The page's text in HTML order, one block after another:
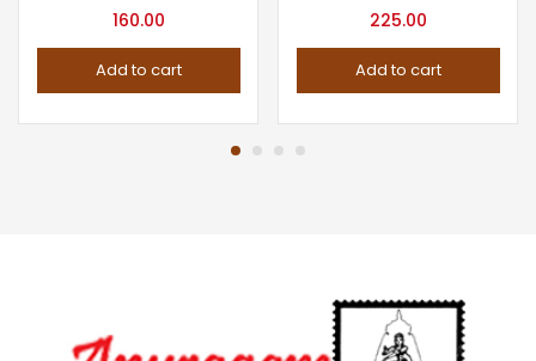
160.00
Add to cart
225.00
Add to cart